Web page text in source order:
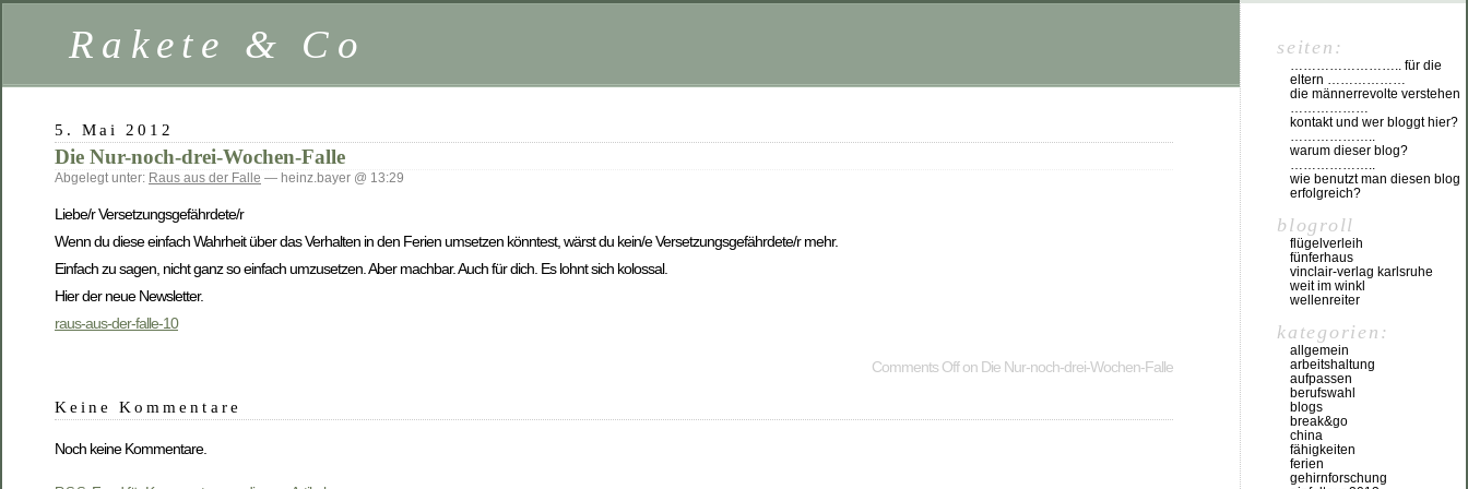
Rakete & Co
5. Mai 2012
Die Nur-noch-drei-Wochen-Falle
Abgelegt unter: Raus aus der Falle — heinz.bayer @ 13:29
Liebe/r Versetzungsgefährdete/r
Wenn du diese einfach Wahrheit über das Verhalten in den Ferien umsetzen könntest, wärst du kein/e Versetzungsgefährdete/r mehr.
Einfach zu sagen, nicht ganz so einfach umzusetzen. Aber machbar. Auch für dich. Es lohnt sich kolossal.
Hier der neue Newsletter.
raus-aus-der-falle-10
Comments Offon Die Nur-noch-drei-Wochen-Falle
Keine Kommentare
Noch keine Kommentare.
seiten:
…………………….. für die
eltern ………………
die männerrevolte verstehen
………………
kontakt und wer bloggt hier?
………………..
warum dieser blog?
………………..
wie benutzt man diesen blog
erfolgreich?
blogroll
flügelverleih
fünferhaus
vinclair-verlag karlsruhe
weit im winkl
wellenreiter
kategorien:
allgemein
arbeitshaltung
aufpassen
berufswahl
blogs
break&go
china
fähigkeiten
ferien
gehirnforschung